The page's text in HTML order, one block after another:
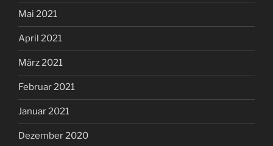
Mai 2021
April 2021
März 2021
Februar 2021
Januar 2021
Dezember 2020